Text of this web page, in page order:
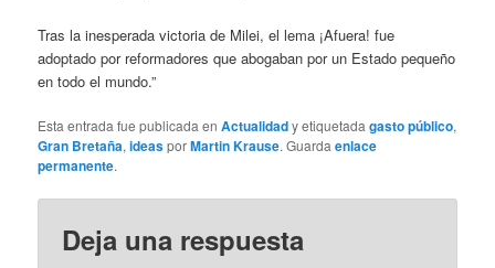
Tras la inesperada victoria de Milei, el lema ¡Afuera! fue
adoptado por reformadores que abogaban por un Estado pequeño
en todo el mundo.”
Esta entrada fue publicada enActualidady etiquetadagasto público,
Gran Bretaña,ideasporMartin Krause. Guardaenlace
permanente.
Deja una respuesta